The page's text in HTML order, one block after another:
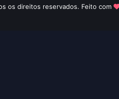
os direitos reservados. Feito com